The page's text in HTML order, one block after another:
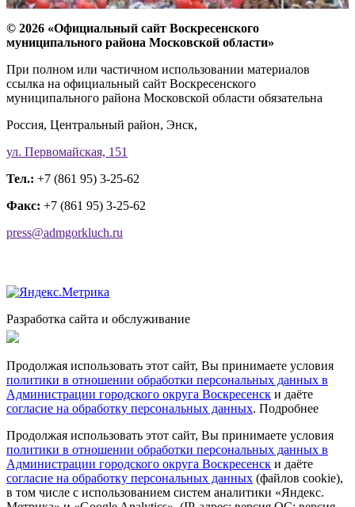
© 2026 «Официальный сайт Воскресенского
муниципального района Московской области»
При полном или частичном использовании материалов
ссылка на официальный сайт Воскресенского
муниципального района Московской области обязательна
Россия, Центральный район, Энск,
ул. Первомайская, 151
Тел.: +7 (861 95) 3-25-62
Факс: +7 (861 95) 3-25-62
press@admgorkluch.ru
Разработка сайта и обслуживание
Продолжая использовать этот сайт, Вы принимаете условия
политики в отношении обработки персональных данных в
Администрации городского округа Воскресенск и даёте
согласие на обработку персональных данных. Подробнее
Продолжая использовать этот сайт, Вы принимаете условия
политики в отношении обработки персональных данных в
Администрации городского округа Воскресенск и даёте
согласие на обработку персональных данных (файлов cookie),
в том числе с использованием систем аналитики «Яндекс.